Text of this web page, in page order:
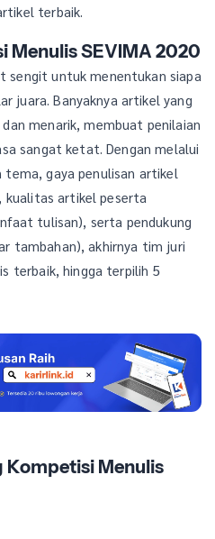
terbaik.
Menulis SEVIMA 2020
sengit untuk menentukan siapa
juara. Banyaknya artikel yang
menarik, membuat penilaian
sangat ketat. Dengan melalui
tema, gaya penulisan artikel
kualitas artikel peserta
tulisan), serta pendukung
tambahan), akhirnya tim juri
terbaik, hingga terpilih 5
Kompetisi Menulis